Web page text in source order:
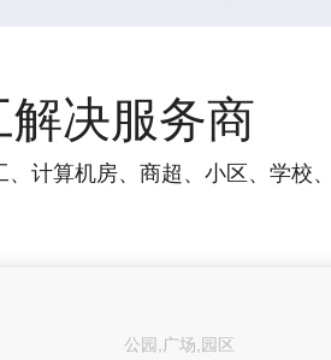
解决服务商
计算机房、商超、小区、学校
公园,广场,园区